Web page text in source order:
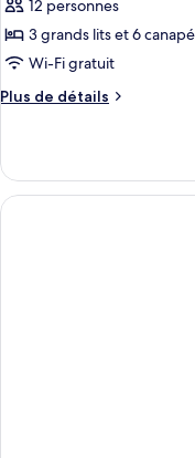
Tub)
type
de
chambre :
Villa
12 personnes
3 grands lits et 6
Wi-Fi gratuit
Plus de détails
Plus
le
type
de